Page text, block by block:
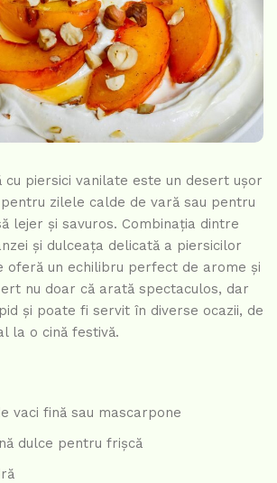
cu piersici vanilate este un desert ușor
zilele calde de vară sau pentru
lejer și savuros. Combinația dintre
și dulceața delicată a piersicilor
oferă un echilibru perfect de arome și
nu doar că arată spectaculos, dar
și poate fi servit în diverse ocazii, de
la o cină festivă.
vaci fină sau mascarpone
dulce pentru frișcă